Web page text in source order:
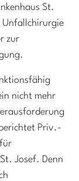
St.
Unfallchirurgie
zur
nicht mehr
Priv.-
Josef. Denn